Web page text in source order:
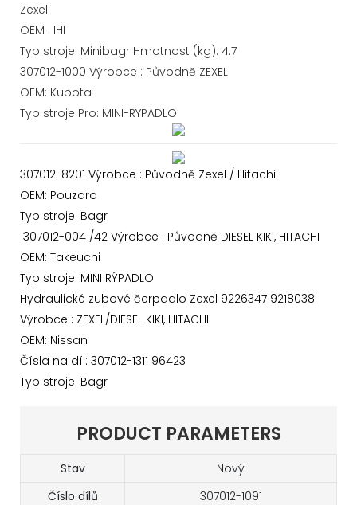
Zexel
OEM : IHI
Typ stroje: Minibagr Hmotnost (kg): 4.7
307012-1000 Výrobce : Původně ZEXEL
OEM: Kubota
Typ stroje Pro: MINI-RYPADLO
307012-8201 Výrobce : Původně Zexel / Hitachi
OEM: Pouzdro
Typ stroje: Bagr
307012-0041/42 Výrobce : Původně DIESEL KIKI, HITACHI
OEM: Takeuchi
Typ stroje: MINI RÝPADLO
Hydraulické zubové čerpadlo Zexel 9226347 9218038
Výrobce : ZEXEL/DIESEL KIKI, HITACHI
OEM: Nissan
Čísla na díl: 307012-1311 96423
Typ stroje: Bagr
PRODUCT PARAMETERS
Stav
Nový
Číslo dílů
307012-1091